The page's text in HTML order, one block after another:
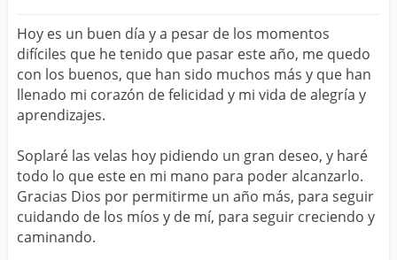
SOBRINA
HIJA
HERMANO
HIJO
NOVIA
PAPA
HOMBRE
TIA
CUÑADA
ALGUIEN ESPECIAL
PRIMO
Hoy es un buen día y a pesar de los momentos
difíciles que he tenido que pasar este año, me quedo
con los buenos, que han sido muchos más y que han
llenado mi corazón de felicidad y mi vida de alegría y
aprendizajes.
Soplaré las velas hoy pidiendo un gran deseo, y haré
todo lo que este en mi mano para poder alcanzarlo.
Gracias Dios por permitirme un año más, para seguir
cuidando de los míos y de mí, para seguir creciendo y
caminando.